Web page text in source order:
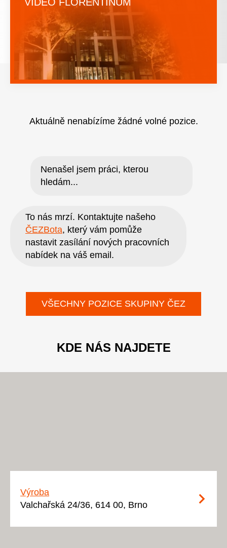
Aktuálně nenabízíme žádné volné pozice.
Nenašel jsem práci, kterou
hledám...
To nás mrzí. Kontaktujte našeho
ČEZBota, který vám pomůže
nastavit zasílání nových pracovních
nabídek na váš email.
VŠECHNY POZICE SKUPINY ČEZ
KDE NÁS NAJDETE
Výroba
Valchařská 24/36, 614 00, Brno